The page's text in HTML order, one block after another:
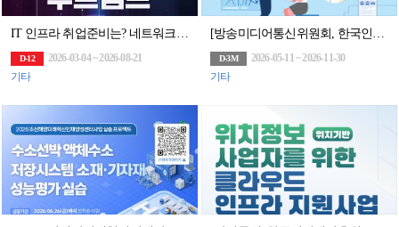
IT 인프라 취업준비는? 네트워크부터 클라우드까지 엔지니어 취업 교육으로 끝내자
D-12
2026-03-04 ~ 2026-08-21
기타
[방송미디어통신위원회, 한국인터넷진흥원]2026 위치정보 맞춤형 컨설팅 참여기업 모집(상시)
D-3M
2026-05-11 ~ 2026-11-30
기타